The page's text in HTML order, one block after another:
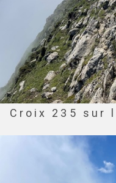
Croix 235 sur